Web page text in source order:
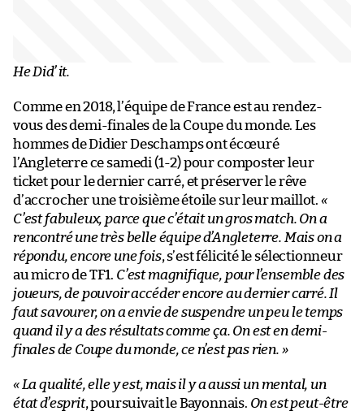
He Did’ it.
Comme en 2018, l’équipe de France est au rendez-
vous des demi-finales de la Coupe du monde. Les
hommes de Didier Deschamps ont écœuré
l’Angleterre ce samedi (1-2) pour composter leur
ticket pour le dernier carré, et préserver le rêve
d’accrocher une troisième étoile sur leur maillot. «
C’est fabuleux, parce que c’était un gros match. On a
rencontré une très belle équipe d’Angleterre. Mais on a
répondu, encore une fois, s’est félicité le sélectionneur
au micro de TF1. C’est magnifique, pour l’ensemble des
joueurs, de pouvoir accéder encore au dernier carré. Il
faut savourer, on a envie de suspendre un peu le temps
quand il y a des résultats comme ça. On est en demi-
finales de Coupe du monde, ce n’est pas rien. »
« La qualité, elle y est, mais il y a aussi un mental, un
état d’esprit, poursuivait le Bayonnais. On est peut-être